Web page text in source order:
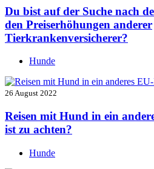
Du bist auf der Suche nach
den Preiserhöhungen anderer
Tierkrankenversicherer?
Hunde
26 August 2022
Reisen mit Hund in ein
ist zu achten?
Hunde